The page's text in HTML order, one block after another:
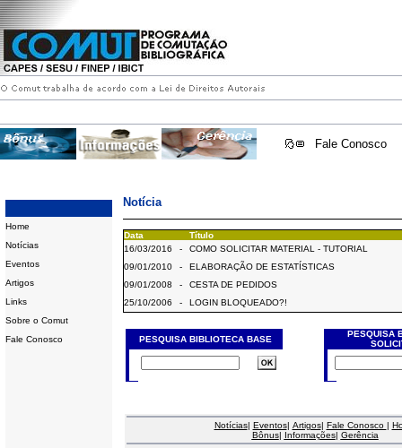
Fale Conosco
Home
Notícias
Eventos
Artigos
Links
Sobre o Comut
Fale Conosco
Notícia
Data
Título
16/03/2016
-
COMO SOLICITAR MATERIAL - TUTORIAL
09/01/2010
-
ELABORAÇÃO DE ESTATÍSTICAS
09/01/2008
-
CESTA DE PEDIDOS
25/10/2006
- LOGIN BLOQUEADO?!
PESQUISA BIBLIOTECA BASE
PESQUISA
Notícias| Eventos| Artigos| Fale Conosco |
Bônus| Informações| Gerência